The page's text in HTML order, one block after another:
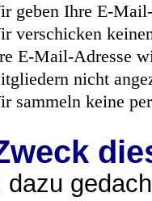
geben Ihre E-
verschicken
E-Mail-Adresse
nicht
sammeln keine
dazu